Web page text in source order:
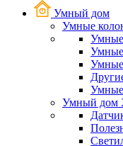
Умный дом
Умные
Умные
Умный дом